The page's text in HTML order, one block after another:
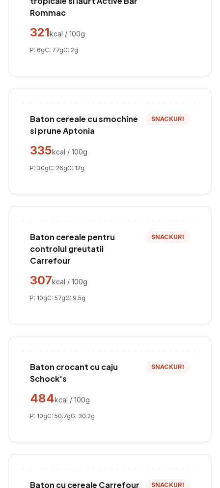
Rommac
321kcal / 100g
P: 6gC: 77gG: 2g
Baton cereale cu smochine
si prune Aptonia
SNACKURI
335kcal / 100g
P: 30gC: 26gG: 12g
Baton cereale pentru
controlul greutatii
Carrefour
SNACKURI
307kcal / 100g
P: 10gC: 57gG: 9.5g
Baton crocant cu caju
Schock's
SNACKURI
484kcal / 100g
P: 10gC: 50.7gG: 30.2g
Baton cu cereale Carrefour SNACKURI